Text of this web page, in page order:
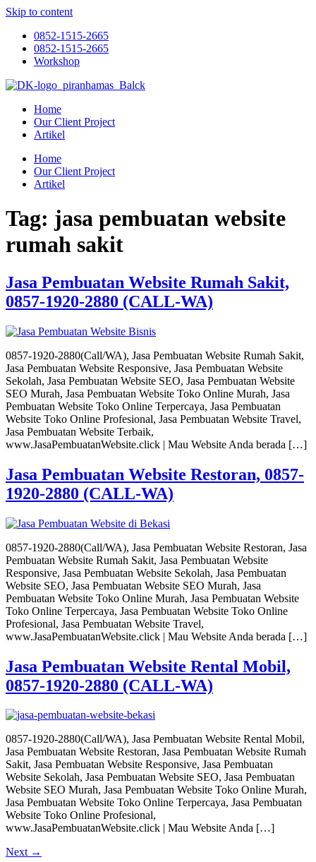
Skip to content
0852-1515-2665
0852-1515-2665
Workshop
Home
Our Client Project
Artikel
Home
Our Client Project
Artikel
Tag: jasa pembuatan website
rumah sakit
Jasa Pembuatan Website Rumah Sakit,
0857-1920-2880 (CALL-WA)
0857-1920-2880(Call/WA), Jasa Pembuatan Website Rumah Sakit,
Jasa Pembuatan Website Responsive, Jasa Pembuatan Website
Sekolah, Jasa Pembuatan Website SEO, Jasa Pembuatan Website
SEO Murah, Jasa Pembuatan Website Toko Online Murah, Jasa
Pembuatan Website Toko Online Terpercaya, Jasa Pembuatan
Website Toko Online Profesional, Jasa Pembuatan Website Travel,
Jasa Pembuatan Website Terbaik,
www.JasaPembuatanWebsite.click | Mau Website Anda berada […]
Jasa Pembuatan Website Restoran, 0857-
1920-2880 (CALL-WA)
0857-1920-2880(Call/WA), Jasa Pembuatan Website Restoran, Jasa
Pembuatan Website Rumah Sakit, Jasa Pembuatan Website
Responsive, Jasa Pembuatan Website Sekolah, Jasa Pembuatan
Website SEO, Jasa Pembuatan Website SEO Murah, Jasa
Pembuatan Website Toko Online Murah, Jasa Pembuatan Website
Toko Online Terpercaya, Jasa Pembuatan Website Toko Online
Profesional, Jasa Pembuatan Website Travel,
www.JasaPembuatanWebsite.click | Mau Website Anda berada […]
Jasa Pembuatan Website Rental Mobil,
0857-1920-2880 (CALL-WA)
0857-1920-2880(Call/WA), Jasa Pembuatan Website Rental Mobil,
Jasa Pembuatan Website Restoran, Jasa Pembuatan Website Rumah
Sakit, Jasa Pembuatan Website Responsive, Jasa Pembuatan
Website Sekolah, Jasa Pembuatan Website SEO, Jasa Pembuatan
Website SEO Murah, Jasa Pembuatan Website Toko Online Murah,
Jasa Pembuatan Website Toko Online Terpercaya, Jasa Pembuatan
Website Toko Online Profesional,
www.JasaPembuatanWebsite.click | Mau Website Anda […]
Next →